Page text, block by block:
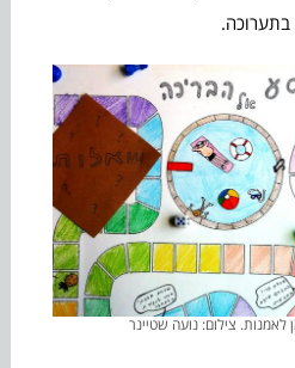
בתערוכה.
לאמנות. צילום: נועה שטיינר